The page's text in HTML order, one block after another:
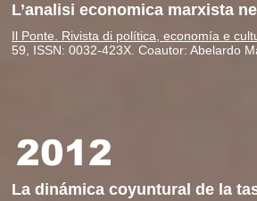
L’analisi economica marxista
Il Ponte. Rivista di política, economía e
59, ISSN: 0032-423X. Coautor: Abelardo
2012
La dinámica coyuntural de la